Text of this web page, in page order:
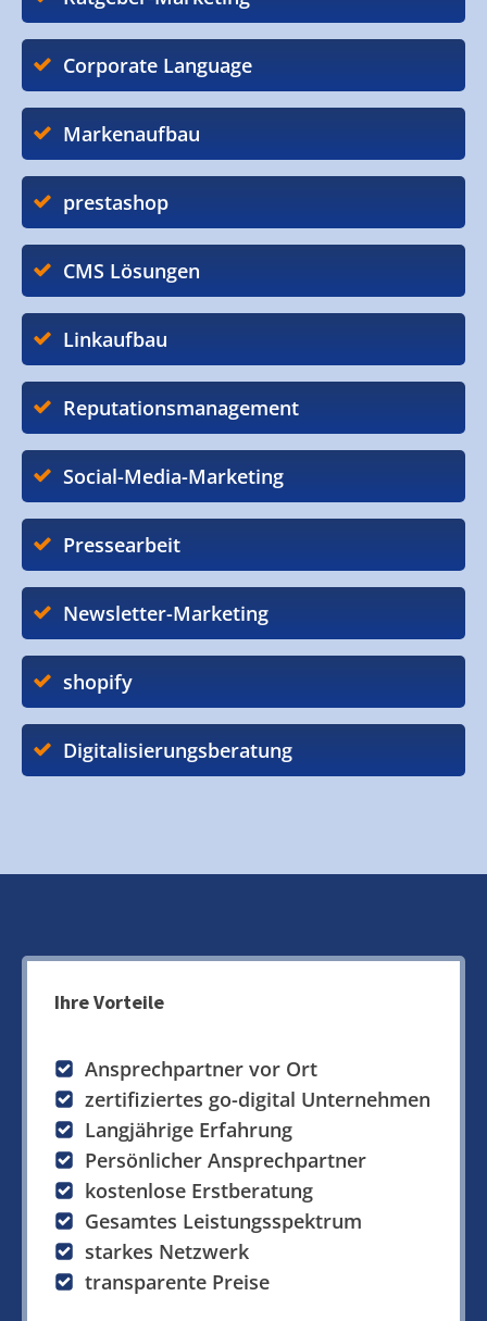
Corporate Language
Markenaufbau
prestashop
CMS Lösungen
Linkaufbau
Reputationsmanagement
Social-Media-Marketing
Pressearbeit
Newsletter-Marketing
shopify
Digitalisierungsberatung
Ihre Vorteile
Ansprechpartner vor Ort
zertifiziertes go-digital Unternehmen
Langjährige Erfahrung
Persönlicher Ansprechpartner
kostenlose Erstberatung
Gesamtes Leistungsspektrum
starkes Netzwerk
transparente Preise